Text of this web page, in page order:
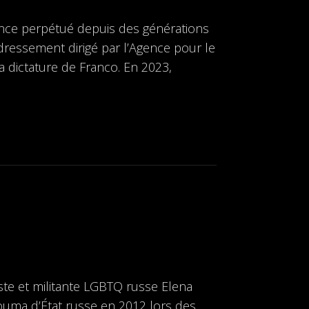
perpétué depuis des générations
dirigé par l’Agence pour le
de Franco. En 2023,
et militante LGBTQ russe Elena
d’État russe en 2012 lors des